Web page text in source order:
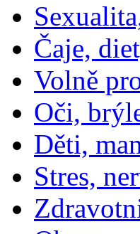
Čaje,
Volně
Oči,
Děti,
Stres,